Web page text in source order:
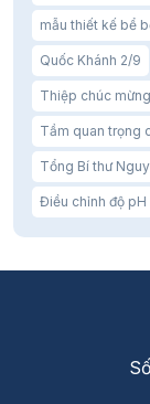
mẫu thiết kế bể
Quốc Khánh 2/9
Thiệp chúc mừng
Tầm quan trọng
Tổng Bí thư
Điều chỉnh độ pH